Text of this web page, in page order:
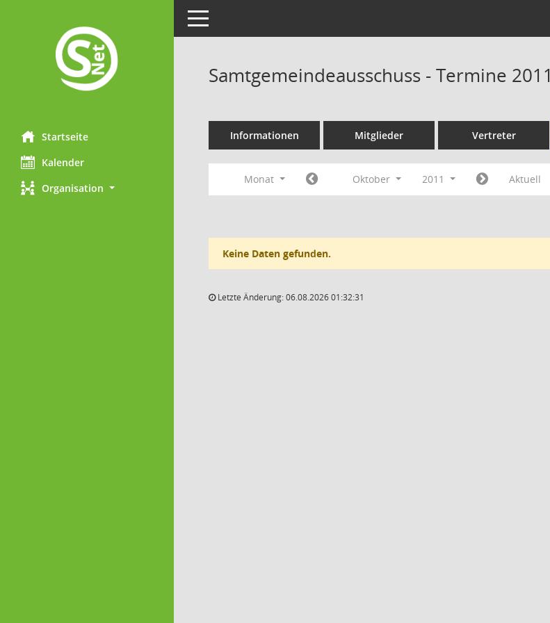
Startseite
Kalender
Organisation
Toggle navigation
Samtgemeindeausschuss - Termine 2011
Informationen Mitglieder Vertreter
Monat Oktober 2011 Aktuell
Keine Daten gefunden.
Letzte Änderung: 06.08.2026 01:32:31